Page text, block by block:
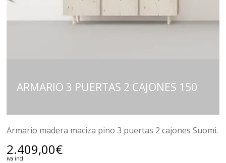
ARMARIO 3 PUERTAS 2 CAJONES 150
Armario madera maciza pino 3 puertas 2 cajones Suomi.
2.409,00€
iva incl.